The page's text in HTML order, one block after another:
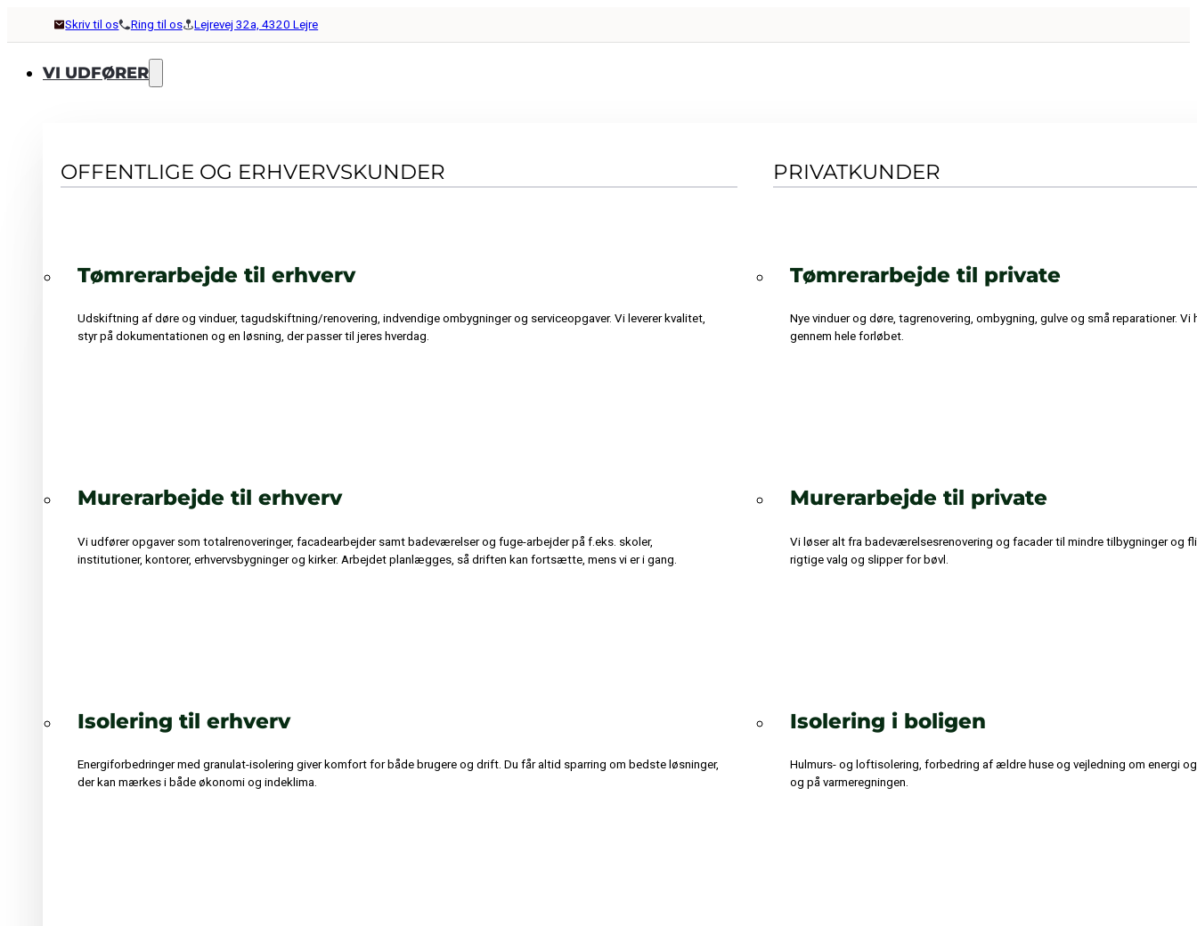
Skriv til os Ring til os Lejrevej 32a, 4320 Lejre
VI UDFØRER
OFFENTLIGE OG ERHVERVSKUNDER
Tømrerarbejde til erhverv
Udskiftning af døre og vinduer, tagudskiftning/renovering, indvendige ombygninger og serviceopgaver. Vi leverer kvalitet,
styr på dokumentationen og en løsning, der passer til jeres hverdag.
Murerarbejde til erhverv
Vi udfører opgaver som totalrenoveringer, facadearbejder samt badeværelser og fuge-arbejder på f.eks. skoler,
institutioner, kontorer, erhvervsbygninger og kirker. Arbejdet planlægges, så driften kan fortsætte, mens vi er i gang.
Isolering til erhverv
Energiforbedringer med granulat-isolering giver komfort for både brugere og drift. Du får altid sparring om bedste løsninger,
der kan mærkes i både økonomi og indeklima.
PRIVATKUNDER
Tømrerarbejde til private
Nye vinduer og døre, tagrenovering, ombygning, gulve og små reparationer.
gennem hele forløbet.
Murerarbejde til private
Vi løser alt fra badeværelsesrenovering og facader til mindre tilbygninger og
rigtige valg og slipper for bøvl.
Isolering i boligen
Hulmurs- og loftisolering, forbedring af ældre huse og vejledning om energi
og på varmeregningen.